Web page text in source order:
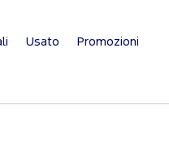
Usato Promozioni